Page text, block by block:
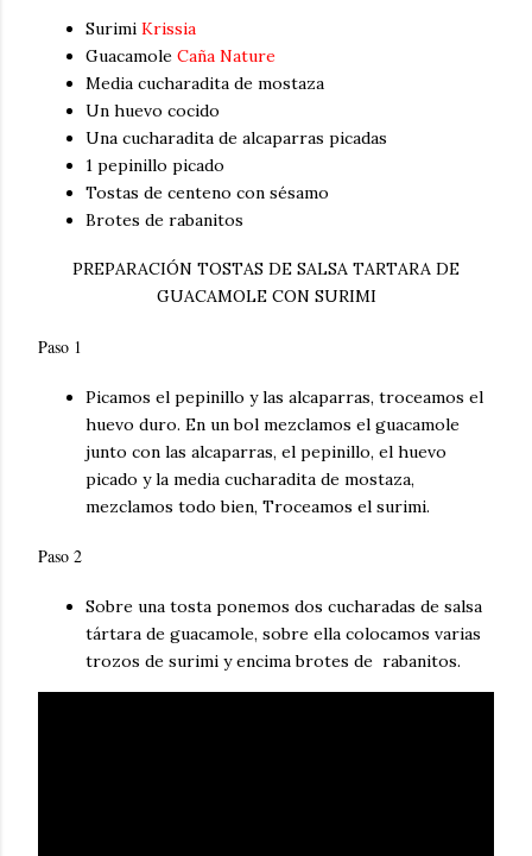
Surimi Krissia
Guacamole Caña Nature
Media cucharadita de mostaza
Un huevo cocido
Una cucharadita de alcaparras picadas
1 pepinillo picado
Tostas de centeno con sésamo
Brotes de rabanitos
PREPARACIÓN TOSTAS DE SALSA TARTARA DE
GUACAMOLE CON SURIMI
Paso 1
Picamos el pepinillo y las alcaparras, troceamos el
huevo duro. En un bol mezclamos el guacamole
junto con las alcaparras, el pepinillo, el huevo
picado y la media cucharadita de mostaza,
mezclamos todo bien, Troceamos el surimi.
Paso 2
Sobre una tosta ponemos dos cucharadas de salsa
tártara de guacamole, sobre ella colocamos varias
trozos de surimi y encima brotes de rabanitos.